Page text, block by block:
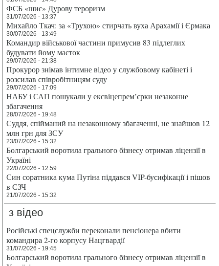
ФСБ «шиє» Дурову тероризм
31/07/2026 - 13:37
Михайло Ткач: за «Трухою» стирчать вуха Арахамії і Єрмака
30/07/2026 - 13:49
Командир військової частини примусив 83 підлеглих
будувати йому маєток
29/07/2026 - 21:38
Прокурор знімав інтимне відео у службовому кабінеті і
розсилав співробітницям суду
29/07/2026 - 17:09
НАБУ і САП пошукали у ексвіцепрем’єрки незаконне
збагачення
28/07/2026 - 19:48
Суддя, спійманий на незаконному збагаченні, не знайшов 12
млн грн для ЗСУ
23/07/2026 - 15:32
Болгарський воротила грального бізнесу отримав ліцензії в
Україні
22/07/2026 - 12:59
Син соратника кума Путіна піддався VIP-бусифікації і пішов
в СЗЧ
21/07/2026 - 15:32
з відео
Російські спецслужби переконали пенсіонера вбити
командира 2-го корпусу Нацгвардії
31/07/2026 - 19:45
Болгарський воротила грального бізнесу отримав ліцензії в